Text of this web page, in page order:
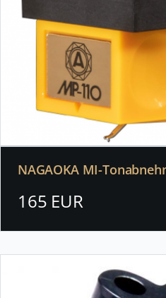
NAGAOKA MI-
165 EUR